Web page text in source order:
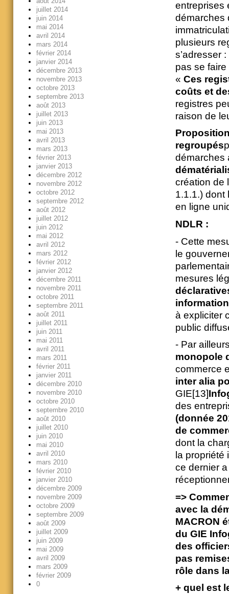
entreprises
démarches
plusieurs
s’adresser
pas se
« Ces
coûts et
registres
raison de
regroupés
démarches
création de
1.1.1.) dont
en ligne
NDLR :
- Cette
le
mesures
à expliciter
public
- Par
monopole
commerce
inter alia
GIE[13]
des
(donnée
de
dont la
la propriété
ce dernier
=>
avec la
MACRON
du GIE
des
pas
rôle dans
+ quel est
juillet 2014
juin 2014
mai 2014
avril 2014
mars 2014
février 2014
janvier 2014
décembre 2013
novembre 2013
octobre 2013
septembre 2013
août 2013
juillet 2013
juin 2013
mai 2013
avril 2013
mars 2013
février 2013
janvier 2013
décembre 2012
novembre 2012
octobre 2012
septembre 2012
août 2012
juillet 2012
juin 2012
mai 2012
avril 2012
mars 2012
février 2012
janvier 2012
décembre 2011
novembre 2011
octobre 2011
septembre 2011
août 2011
juillet 2011
juin 2011
mai 2011
avril 2011
mars 2011
février 2011
janvier 2011
décembre 2010
novembre 2010
octobre 2010
septembre 2010
août 2010
juillet 2010
juin 2010
mai 2010
avril 2010
mars 2010
février 2010
janvier 2010
décembre 2009
novembre 2009
octobre 2009
septembre 2009
août 2009
juillet 2009
juin 2009
mai 2009
avril 2009
mars 2009
février 2009
0